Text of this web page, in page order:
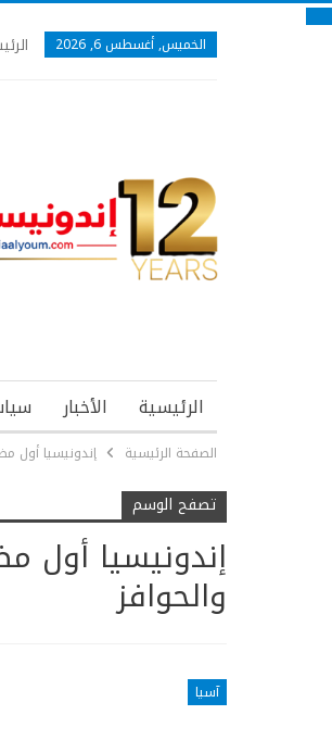
الخميس, أغسطس 6, 2026
الرئيسية الأخبار
الصفحة الرئيسية إندونيسيا أول
تصفح الوسم
إندونيسيا أول
والحوافز
آسيا